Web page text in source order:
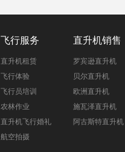
飞行服务
直升机租赁
飞行体验
飞行员培训
农林作业
直升机飞行婚礼
航空拍摄
直升机销售
罗宾逊直升机
贝尔直升机
欧洲直升机
施瓦泽直升机
阿古斯特直升机